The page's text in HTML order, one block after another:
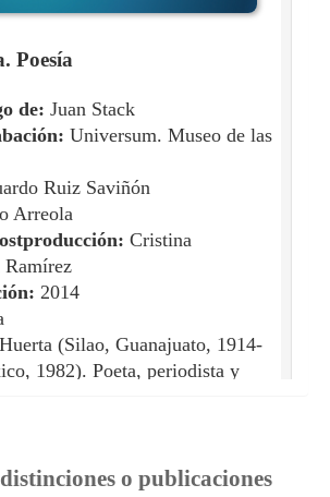
Poesía
de: Juan Stack
Universum. Museo de las
Ruiz Saviñón
Arreola
Cristina
2014
(Silao, Guanajuato, 1914-
1982). Poeta, periodista y
escritores como Octavio Paz,
o publicaciones